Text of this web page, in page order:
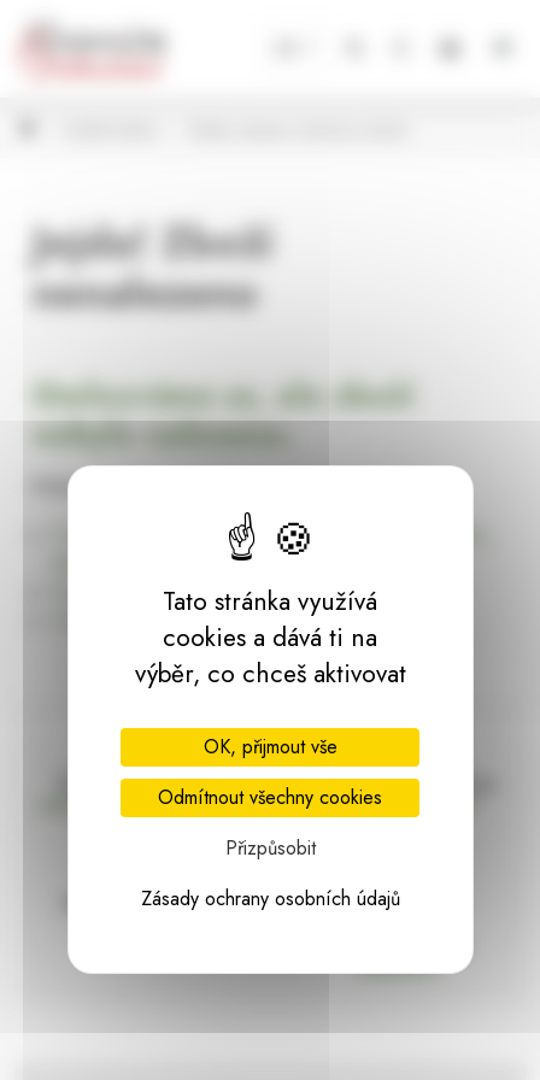
Jejda! Zboží
nenalezeno
Omlouváme se, ale zboží
nebylo nalezeno.
Pokračujte na
Úvodní stránku Dekorace, bytové a zahradní doplňky,
dárky | HARASIM.info
Doprava zdarma
nad 2000 Kč bez DPH
Vše máme skladem
Ihned k odeslání
97% hodnocení Zásilka pod
Panel pro správu cookies
Tato stránka využívá
cookies a dává ti na
výběr, co chceš aktivovat
OK, přijmout vše
Odmítnout všechny cookies
Přizpůsobit
Zásady ochrany osobních údajů